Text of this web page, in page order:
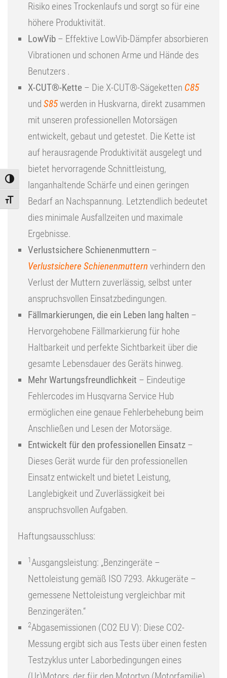
Toggle High Contrast
Toggle Font size
Risiko eines Trockenlaufs und sorgt so für eine
höhere Produktivität.
LowVib – Effektive LowVib-Dämpfer absorbieren
Vibrationen und schonen Arme und Hände des
Benutzers .
X-CUT®-Kette – Die X-CUT®-Sägeketten C85
und S85werden in Huskvarna, direkt zusammen
mit unseren professionellen Motorsägen
entwickelt, gebaut und getestet. Die Kette ist
auf herausragende Produktivität ausgelegt und
bietet hervorragende Schnittleistung,
langanhaltende Schärfe und einen geringen
Bedarf an Nachspannung. Letztendlich bedeutet
dies minimale Ausfallzeiten und maximale
Ergebnisse.
Verlustsichere Schienenmuttern –
Verlustsichere Schienenmuttern verhindern den
Verlust der Muttern zuverlässig, selbst unter
anspruchsvollen Einsatzbedingungen.
Fällmarkierungen, die ein Leben lang halten –
Hervorgehobene Fällmarkierung für hohe
Haltbarkeit und perfekte Sichtbarkeit über die
gesamte Lebensdauer des Geräts hinweg.
Mehr Wartungsfreundlichkeit – Eindeutige
Fehlercodes im Husqvarna Service Hub
ermöglichen eine genaue Fehlerbehebung beim
Anschließen und Lesen der Motorsäge.
Entwickelt für den professionellen Einsatz –
Dieses Gerät wurde für den professionellen
Einsatz entwickelt und bietet Leistung,
Langlebigkeit und Zuverlässigkeit bei
anspruchsvollen Aufgaben.
Haftungsausschluss:
1Ausgangsleistung: „Benzingeräte –
Nettoleistung gemäß ISO 7293. Akkugeräte –
gemessene Nettoleistung vergleichbar mit
Benzingeräten.“
2Abgasemissionen (CO2 EU V): Diese CO2-
Messung ergibt sich aus Tests über einen festen
Testzyklus unter Laborbedingungen eines